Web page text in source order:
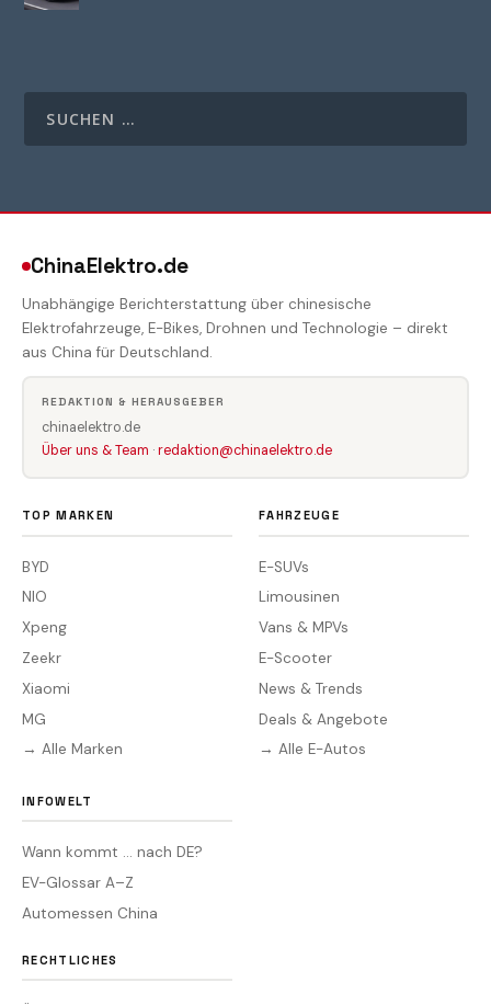
ChinaElektro.de
Unabhängige Berichterstattung über chinesische
Elektrofahrzeuge, E-Bikes, Drohnen und Technologie – direkt
aus China für Deutschland.
REDAKTION & HERAUSGEBER
chinaelektro.de
Über uns & Team ·redaktion@chinaelektro.de
TOP MARKEN
BYD
NIO
Xpeng
Zeekr
Xiaomi
MG
→ Alle Marken
FAHRZEUGE
E-SUVs
Limousinen
Vans & MPVs
E-Scooter
News & Trends
Deals & Angebote
→ Alle E-Autos
INFOWELT
Wann kommt … nach DE?
EV-Glossar A–Z
Automessen China
RECHTLICHES